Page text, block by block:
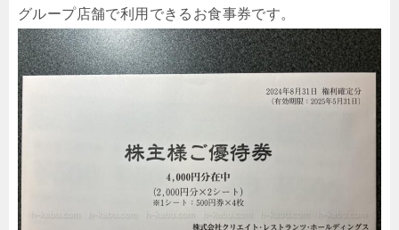
グループ店舗で利用できるお食事券です。